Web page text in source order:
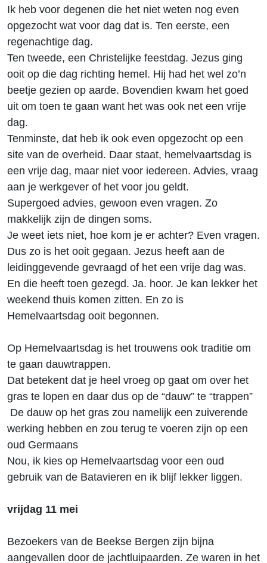
Ik heb voor degenen die het niet weten nog even
opgezocht wat voor dag dat is. Ten eerste, een
regenachtige dag.
Ten tweede, een Christelijke feestdag. Jezus ging
ooit op die dag richting hemel. Hij had het wel zo’n
beetje gezien op aarde. Bovendien kwam het goed
uit om toen te gaan want het was ook net een vrije
dag.
Tenminste, dat heb ik ook even opgezocht op een
site van de overheid. Daar staat, hemelvaartsdag is
een vrije dag, maar niet voor iedereen. Advies, vraag
aan je werkgever of het voor jou geldt.
Supergoed advies, gewoon even vragen. Zo
makkelijk zijn de dingen soms.
Je weet iets niet, hoe kom je er achter? Even vragen.
Dus zo is het ooit gegaan. Jezus heeft aan de
leidinggevende gevraagd of het een vrije dag was.
En die heeft toen gezegd. Ja. hoor. Je kan lekker het
weekend thuis komen zitten. En zo is
Hemelvaartsdag ooit begonnen.
Op Hemelvaartsdag is het trouwens ook traditie om
te gaan dauwtrappen.
Dat betekent dat je heel vroeg op gaat om over het
gras te lopen en daar dus op de “dauw” te “trappen”
De dauw op het gras zou namelijk een zuiverende
werking hebben en zou terug te voeren zijn op een
oud Germaans
Nou, ik kies op Hemelvaartsdag voor een oud
gebruik van de Batavieren en ik blijf lekker liggen.
vrijdag 11 mei
Bezoekers van de Beekse Bergen zijn bijna
aangevallen door de jachtluipaarden. Ze waren in het